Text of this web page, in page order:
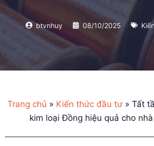
btvnhuy 08/10/2025
Trang chủ » Kiến thức đầu tư» Tất
kim loại Đồng hiệu quả cho